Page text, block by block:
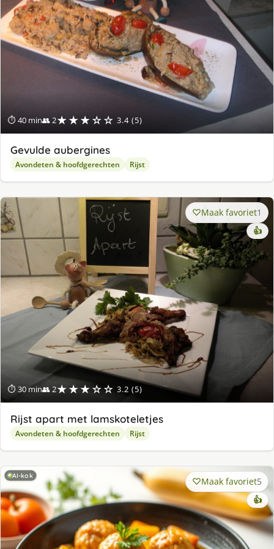
⏱ 40 min👥 2★★★☆☆ 3.4 (5)
Gevulde aubergines
Avondeten & hoofdgerechten Rijst
⏱ 30 min👥 2★★★☆☆ 3.2 (5)
Maak favoriet1
👍
Rijst apart met lamskoteletjes
Avondeten & hoofdgerechten Rijst
AI-kok Maak favoriet5
👍